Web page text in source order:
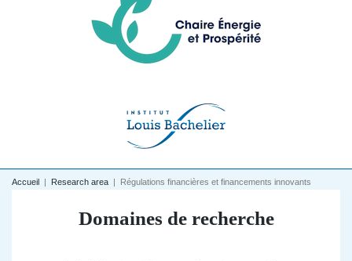
Accueil | Research area | Régulations financières et financements innovants
Domaines de recherche